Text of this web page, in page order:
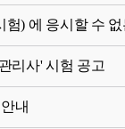
) 에 응시할 수
리사' 시험 공고
내